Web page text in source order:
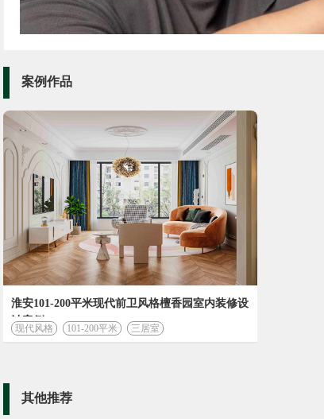
案例作品
淮安101-200平米现代前卫风格檀香园室内装修设
计案例
现代风格 101-200平米 三居室
其他推荐